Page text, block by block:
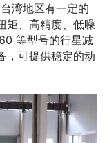
湾地区有一定的
矩、高精度、低噪
等型号的行星减
，可提供稳定的动